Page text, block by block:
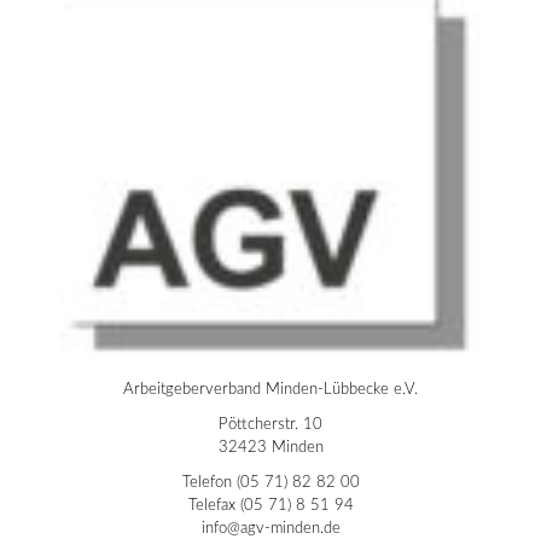
Arbeitgeberverband Minden-Lübbecke e.V.
Pöttcherstr. 10
32423 Minden
Telefon (05 71) 82 82 00
Telefax (05 71) 8 51 94
info@agv-minden.de